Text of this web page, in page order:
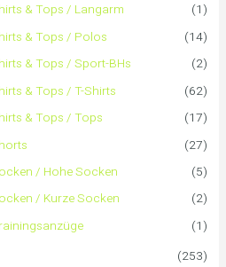
& Tops / Langarm
(1)
& Tops / Polos
(14)
& Tops / Sport-BHs
(2)
& Tops / T-Shirts
(62)
& Tops / Tops
(17)
(27)
/ Hohe Socken
(5)
/ Kurze Socken
(2)
(1)
(253)